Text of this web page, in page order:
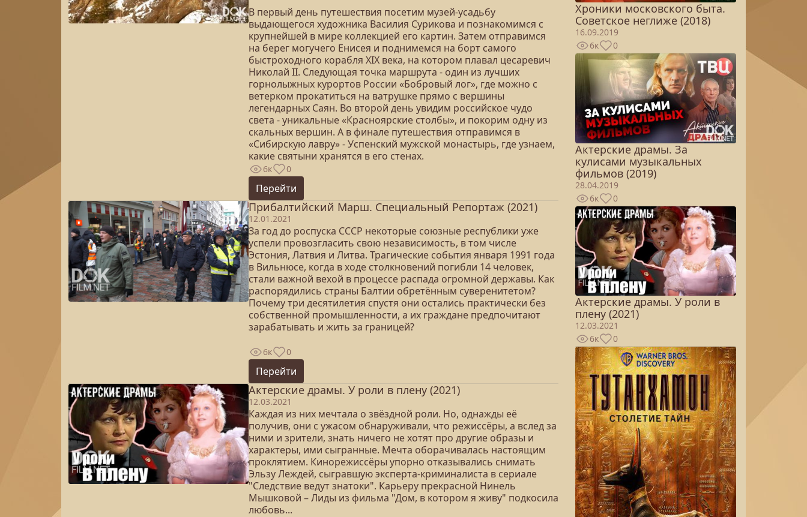
В первый день путешествия посетим музей-усадьбу
выдающегося художника Василия Сурикова и познакомимся с
крупнейшей в мире коллекцией его картин. Затем отправимся
на берег могучего Енисея и поднимемся на борт самого
быстроходного корабля XIX века, на котором плавал цесаревич
Николай II. Следующая точка маршрута - один из лучших
горнолыжных курортов России «Бобровый лог», где можно с
ветерком прокатиться на ватрушке прямо с вершины
легендарных Саян. Во второй день увидим российское чудо
света - уникальные «Красноярские столбы», и покорим одну из
скальных вершин. А в финале путешествия отправимся в
«Сибирскую лавру» - Успенский мужской монастырь, где узнаем,
какие святыни хранятся в его стенах.
6к 0
Перейти
Прибалтийский Марш. Специальный Репортаж (2021)
12.01.2021
За год до роспуска СССР некоторые союзные республики уже
успели провозгласить свою независимость, в том числе
Эстония, Латвия и Литва. Трагические события января 1991 года
в Вильнюсе, когда в ходе столкновений погибли 14 человек,
стали важной вехой в процессе распада огромной державы. Как
распорядились страны Балтии обретённым суверенитетом?
Почему три десятилетия спустя они остались практически без
собственной промышленности, а их граждане предпочитают
зарабатывать и жить за границей?
6к 0
Перейти
Актерские драмы. У роли в плену (2021)
12.03.2021
Каждая из них мечтала о звёздной роли. Но, однажды её
получив, они с ужасом обнаруживали, что режиссёры, а вслед за
ними и зрители, знать ничего не хотят про другие образы и
характеры, ими сыгранные. Мечта оборачивалась настоящим
проклятием. Кинорежиссёры упорно отказывались снимать
Эльзу Леждей, сыгравшую эксперта-криминалиста в сериале
"Следствие ведут знатоки". Карьеру прекрасной Нинель
Мышковой – Лиды из фильма "Дом, в котором я живу" подкосила
любовь...
Хроники московского быта.
Советское неглиже (2018)
16.09.2019
6к
0
Актерские драмы. За
кулисами музыкальных
фильмов (2019)
28.04.2019
6к
0
Актерские драмы. У роли в
плену (2021)
12.03.2021
6к
0